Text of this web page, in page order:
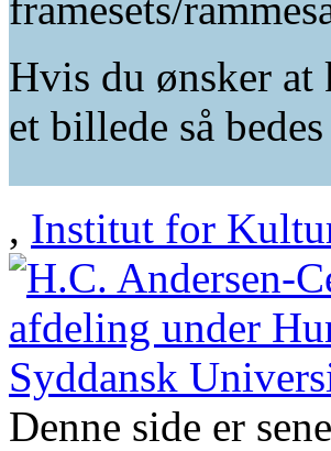
Hvis du ønsker at
et billede så
, Institut for
Denne side er